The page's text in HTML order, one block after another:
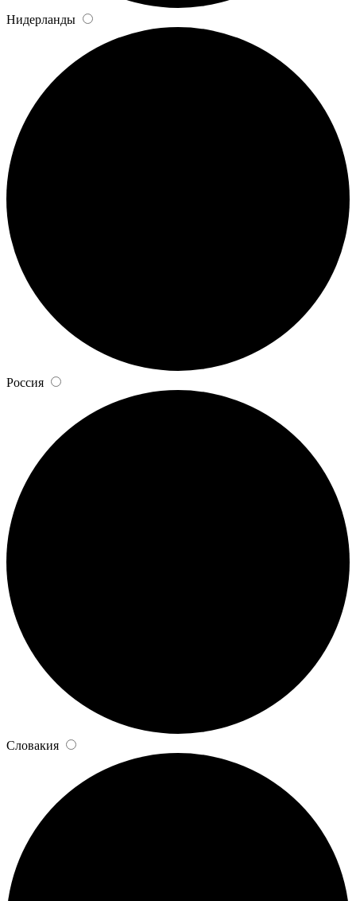
Нидерланды
Россия
Словакия